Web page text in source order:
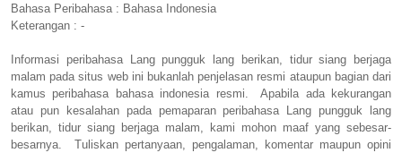
Bahasa Peribahasa : Bahasa Indonesia
Keterangan : -
Informasi peribahasa Lang pungguk lang berikan, tidur siang berjaga
malam pada situs web ini bukanlah penjelasan resmi ataupun bagian dari
kamus peribahasa bahasa indonesia resmi. Apabila ada kekurangan
atau pun kesalahan pada pemaparan peribahasa Lang pungguk lang
berikan, tidur siang berjaga malam, kami mohon maaf yang sebesar-
besarnya. Tuliskan pertanyaan, pengalaman, komentar maupun opini